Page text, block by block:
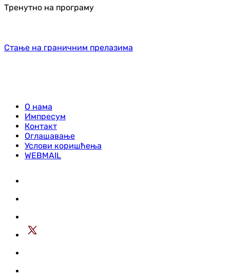
Тренутно на програму
Стање на граничним прелазима
О нама
Импресум
Контакт
Оглашавање
Услови коришћења
WEBMAIL